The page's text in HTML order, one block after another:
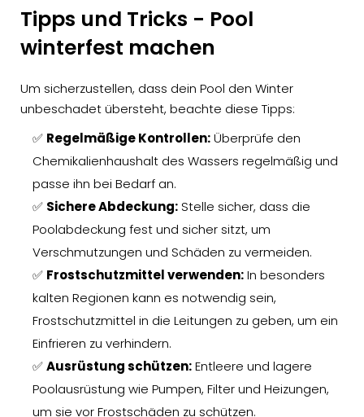
Tipps und Tricks - Pool
winterfest machen
Um sicherzustellen, dass dein Pool den Winter
unbeschadet übersteht, beachte diese Tipps:
✅ Regelmäßige Kontrollen:Überprüfe den
Chemikalienhaushalt des Wassers regelmäßig und
passe ihn bei Bedarf an.
✅ Sichere Abdeckung:Stelle sicher, dass die
Poolabdeckung fest und sicher sitzt, um
Verschmutzungen und Schäden zu vermeiden.
✅ Frostschutzmittel verwenden:In besonders
kalten Regionen kann es notwendig sein,
Frostschutzmittel in die Leitungen zu geben, um ein
Einfrieren zu verhindern.
✅Ausrüstung schützen:Entleere und lagere
Poolausrüstung wie Pumpen, Filter und Heizungen,
um sie vor Frostschäden zu schützen.